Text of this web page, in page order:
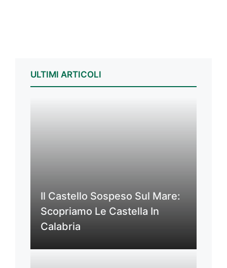
ULTIMI ARTICOLI
Il Castello Sospeso Sul Mare:
Scopriamo Le Castella In
Calabria